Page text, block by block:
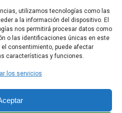
utilizamos tecnologías como las
a la información del dispositivo. El
nos permitirá procesar datos como
o las identificaciones únicas en este
consentimiento, puede afectar
características y funciones.
los servicios
será glorificado en ustedes, y
de nuestro Dios y del Señor
Capítulo Siguiente